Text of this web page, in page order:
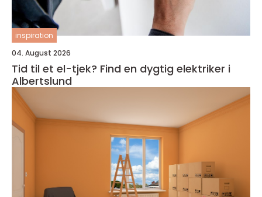
inspiration
04. August 2026
Tid til et el-tjek? Find en dygtig elektriker i
Albertslund